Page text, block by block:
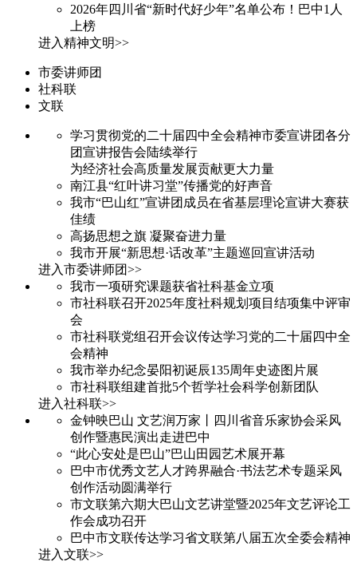
2026年四川省“新时代好少年”名单公布！巴中1人
上榜
进入精神文明>>
市委讲师团
社科联
文联
学习贯彻党的二十届四中全会精神市委宣讲团各分
团宣讲报告会陆续举行
为经济社会高质量发展贡献更大力量
南江县“红叶讲习堂”传播党的好声音
我市“巴山红”宣讲团成员在省基层理论宣讲大赛获
佳绩
高扬思想之旗 凝聚奋进力量
我市开展“新思想·话改革”主题巡回宣讲活动
进入市委讲师团>>
我市一项研究课题获省社科基金立项
市社科联召开2025年度社科规划项目结项集中评审
会
市社科联党组召开会议传达学习党的二十届四中全
会精神
我市举办纪念晏阳初诞辰135周年史迹图片展
市社科联组建首批5个哲学社会科学创新团队
进入社科联>>
金钟映巴山 文艺润万家丨四川省音乐家协会采风
创作暨惠民演出走进巴中
“此心安处是巴山”巴山田园艺术展开幕
巴中市优秀文艺人才跨界融合·书法艺术专题采风
创作活动圆满举行
市文联第六期大巴山文艺讲堂暨2025年文艺评论工
作会成功召开
巴中市文联传达学习省文联第八届五次全委会精神
进入文联>>